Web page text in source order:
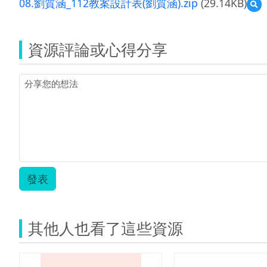
預
覽
涵
資源評論或心得分享
發表
其他人也看了這些資源